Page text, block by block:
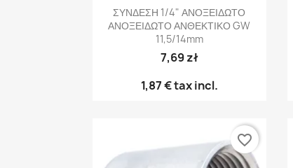
Γρήγορη προβολή
ΣΥΝΔΕΣΗ 1/4" ΑΝΟΞΕΙΔΩΤΟ
ΑΝΟΞΕΙΔΩΤΟ ΑΝΘΕΚΤΙΚΟ GW
11,5/14mm
7,69 zł
1,87 €tax incl.
favorite_border